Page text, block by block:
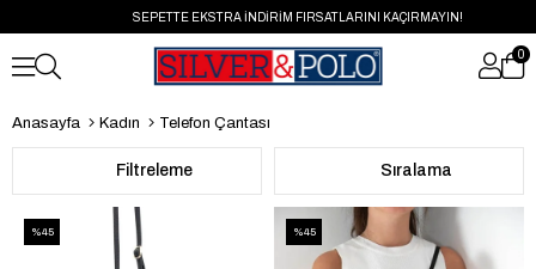
SEPETTE EKSTRA İNDİRİM FIRSATLARINI KAÇIRMAYIN!
0
Anasayfa Kadın Telefon Çantası
Filtreleme Sıralama
%45 %45